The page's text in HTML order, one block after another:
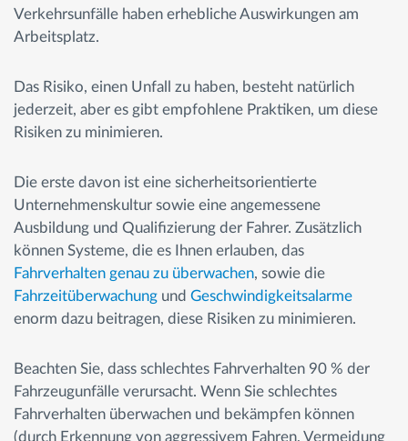
Verkehrsunfälle haben erhebliche Auswirkungen am
Arbeitsplatz.
Das Risiko, einen Unfall zu haben, besteht natürlich
jederzeit, aber es gibt empfohlene Praktiken, um diese
Risiken zu minimieren.
Die erste davon ist eine sicherheitsorientierte
Unternehmenskultur sowie eine angemessene
Ausbildung und Qualifizierung der Fahrer. Zusätzlich
können Systeme, die es Ihnen erlauben, das
Fahrverhalten genau zu überwachen, sowie die
Fahrzeitüberwachung und Geschwindigkeitsalarme
enorm dazu beitragen, diese Risiken zu minimieren.
Beachten Sie, dass schlechtes Fahrverhalten 90 % der
Fahrzeugunfälle verursacht. Wenn Sie schlechtes
Fahrverhalten überwachen und bekämpfen können
(durch Erkennung von aggressivem Fahren, Vermeidung